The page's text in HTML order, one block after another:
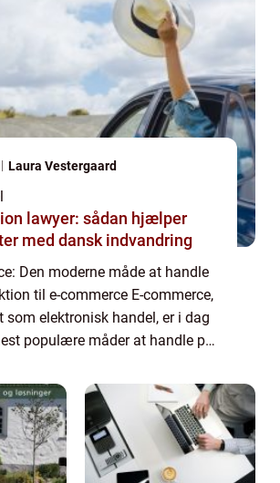
Laura Vestergaard
lawyer: sådan hjælper
med dansk indvandring
Den moderne måde at handle
til e-commerce E-commerce,
som elektronisk handel, er i dag
populære måder at handle på.
varer og tjenesteydelser via...